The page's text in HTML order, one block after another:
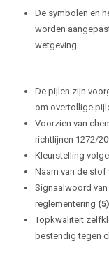
De symbolen en
worden
wetgeving.
De pijlen zijn
om overtollige
Voorzien van
richtlijnen 1272/
Kleurstelling
Naam van de stof
Signaalwoord
reglementering (5)
Topkwaliteit
bestendig tegen